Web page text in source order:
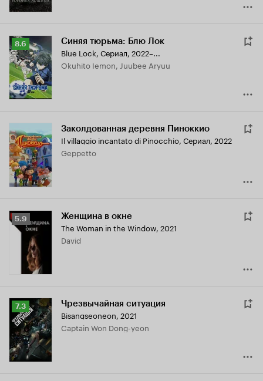
Рейтинг
Кинопоиска
8.6
8.6 Синяя тюрьма: Блю Лок
Blue Lock, Сериал, 2022–...
Okuhito Iemon, Juubee Aryuu
Заколдованная деревня Пиноккио
Il villaggio incantato di Pinocchio, Сериал, 2022
Geppetto
Рейтинг
Кинопоиска
5.9 Женщина в окне
The Woman in the Window, 2021
David
Рейтинг
Кинопоиска
7.3
7.3 Чрезвычайная ситуация
Bisangseoneon, 2021
Captain Won Dong-yeon